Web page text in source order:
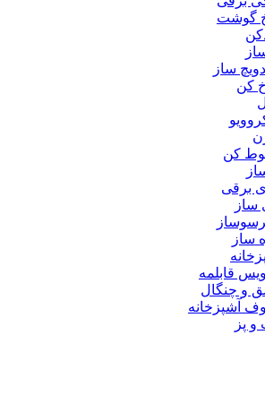
گوشت
ساز
کن
کن
برقی
ساز
ساز
قابلمه
و چنگال
آشپزخانه
و پز